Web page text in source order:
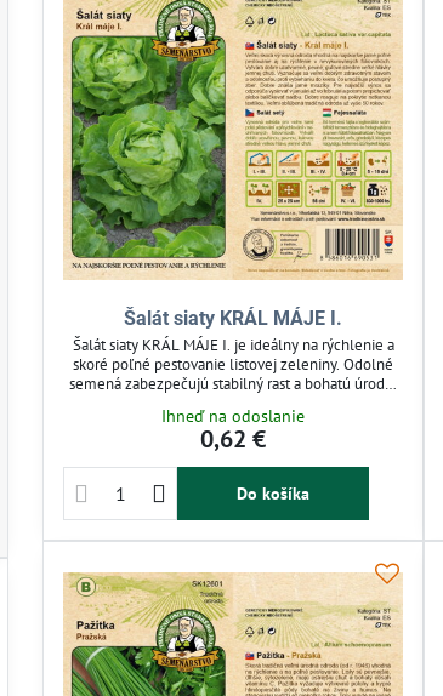
Šalát siaty KRÁL MÁJE I.
Šalát siaty KRÁL MÁJE I. je ideálny na rýchlenie a
skoré poľné pestovanie listovej zeleniny. Odolné
semená zabezpečujú stabilný rast a bohatú úrodu.
šalát skôr na jar. Jednoduchá starostlivosť a rýchly
zber.
Ihneď na odoslanie
0,62 €
Do košíka